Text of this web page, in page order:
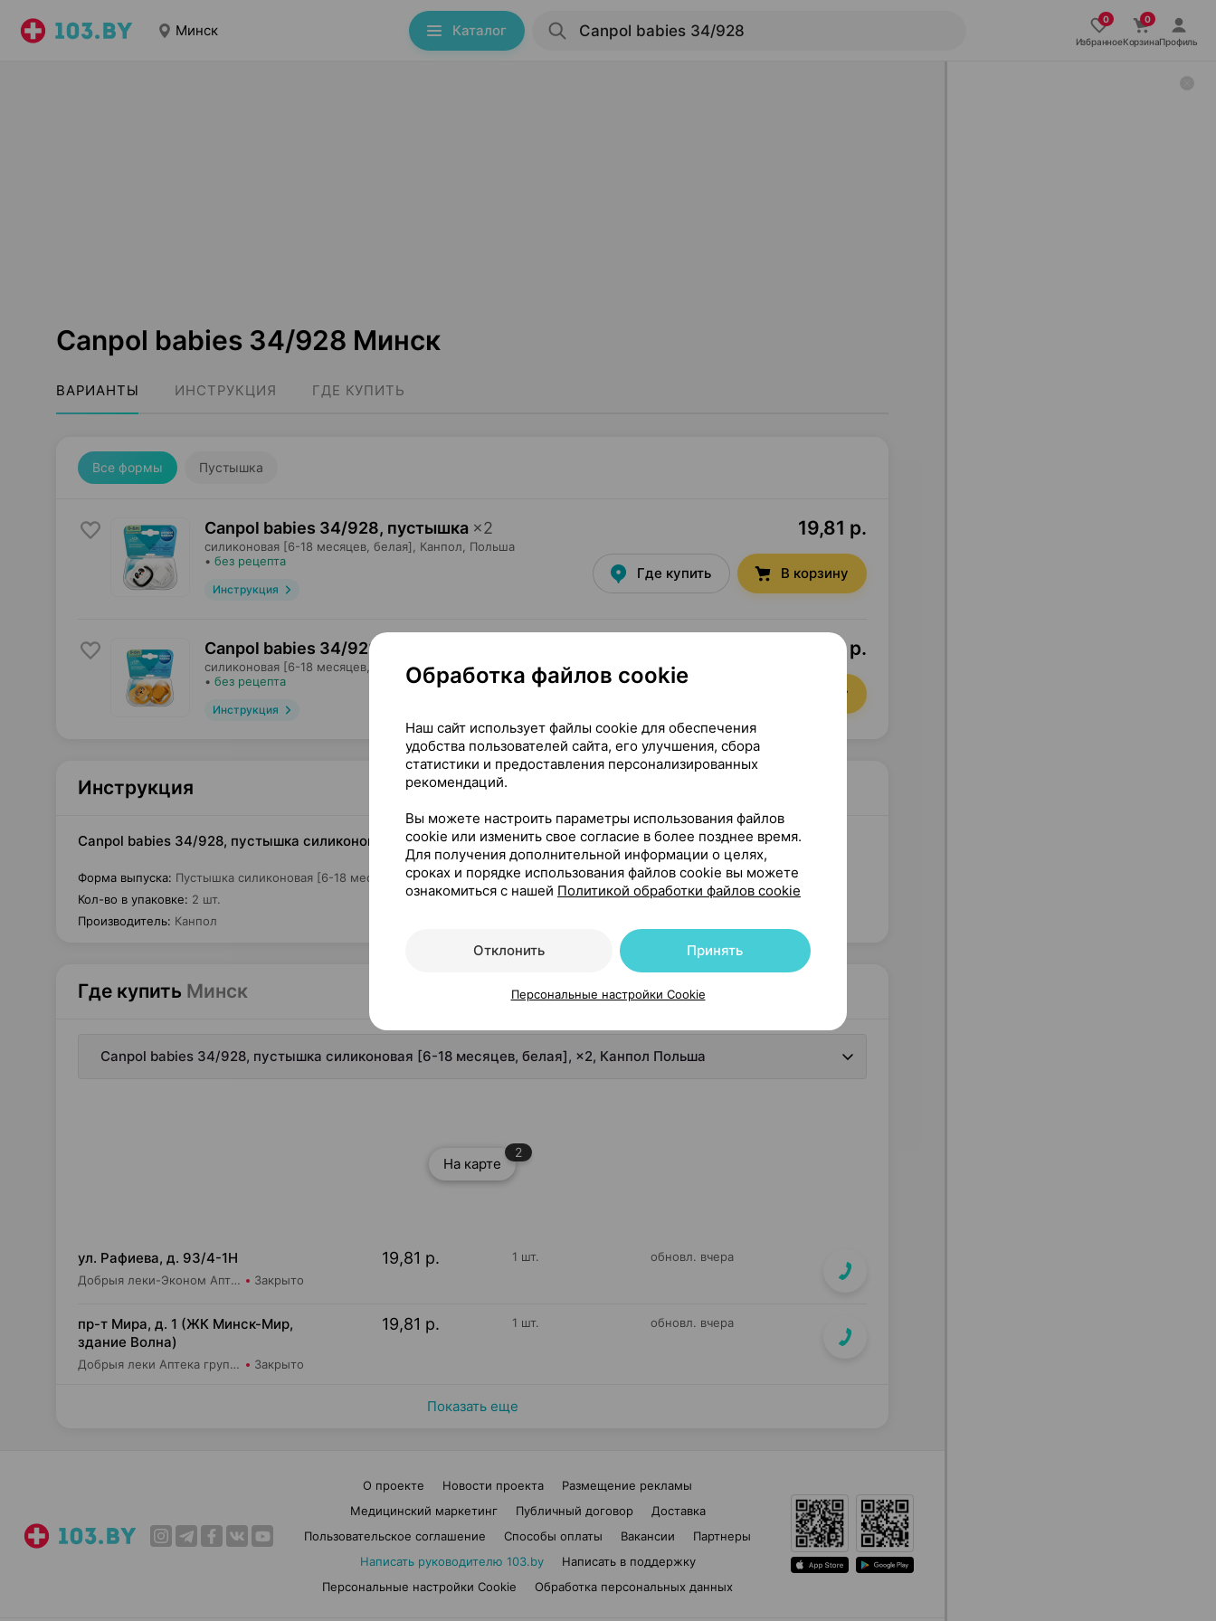
Минск Каталог
ИзбранноеКорзинаПрофиль
Canpol babies 34/928 Минск
ВАРИАНТЫ ИНСТРУКЦИЯ ГДЕ КУПИТЬ
Все формы Пустышка
Canpol babies 34/928, пустышка ×2
силиконовая [6-18 месяцев, белая], Канпол , Польша
• без рецепта
Инструкция
19,81 р.
Где купить В корзину
Canpol babies 34/928, пустышка
силиконовая [6-18 месяцев, оранжевая], Канпол
, Польша
• без рецепта
Инструкция
19,81 р.
В корзину
Инструкция
Canpol babies 34/928, пустышка силиконовая [6-18 месяцев, белая], ×2, Канпол Польша
Форма выпуска: Пустышка силиконовая [6-18 месяцев, белая]
Кол-во в упаковке: 2 шт.
Производитель: Канпол
Где купить Минск
Canpol babies 34/928, пустышка силиконовая [6-18 месяцев, белая], ×2, Канпол Польша
На карте
2
ул. Рафиева, д. 93/4-1Н
Добрыя леки-Эконом Аптека групп Центр ООО Аптека №1 Закрыто
19,81 р. 1 шт. обновл. вчера
пр-т Мира, д. 1 (ЖК Минск-Мир,
здание Волна)
Добрыя леки Аптека групп Центр ООО Аптека №95 Закрыто
19,81 р. 1 шт. обновл. вчера
Показать еще
О проекте Новости проекта
Размещение рекламы
Медицинский маркетинг
Публичный договор
Доставка
Пользовательское соглашение
Способы оплаты Вакансии
Партнеры
Написать руководителю 103.by
Написать в поддержку
Персональные настройки Cookie
Обработка персональных данных
Обработка файлов cookie
Наш сайт использует файлы cookie для обеспечения
удобства пользователей сайта, его улучшения, сбора
статистики и предоставления персонализированных
рекомендаций.
Вы можете настроить параметры использования файлов
cookie или изменить свое согласие в более позднее время.
Для получения дополнительной информации о целях,
сроках и порядке использования файлов cookie вы можете
ознакомиться с нашей Политикой обработки файлов cookie
Отклонить Принять
Персональные настройки Cookie